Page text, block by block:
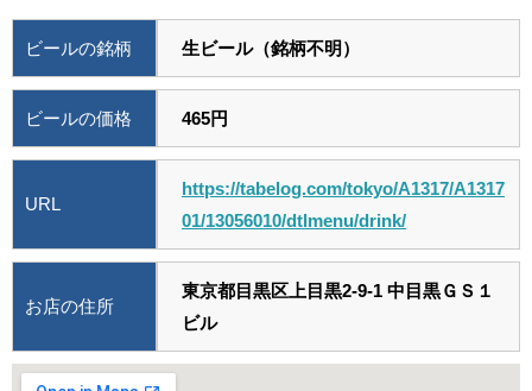
ビールの銘柄 生ビール（銘柄不明）
ビールの価格 465円
URL
https://tabelog.com/tokyo/A1317/A1317
01/13056010/dtlmenu/drink/
お店の住所
東京都目黒区上目黒2-9-1 中目黒ＧＳ１
ビル